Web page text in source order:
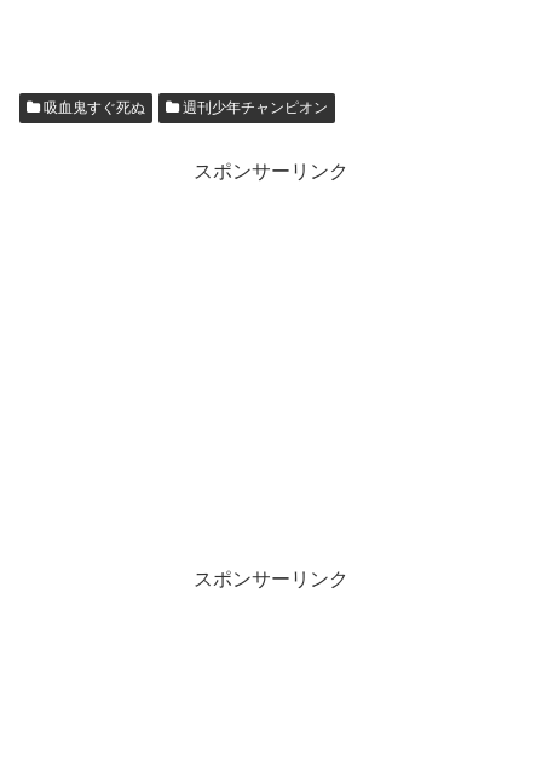
吸血鬼すぐ死ぬ 週刊少年チャンピオン
スポンサーリンク
スポンサーリンク